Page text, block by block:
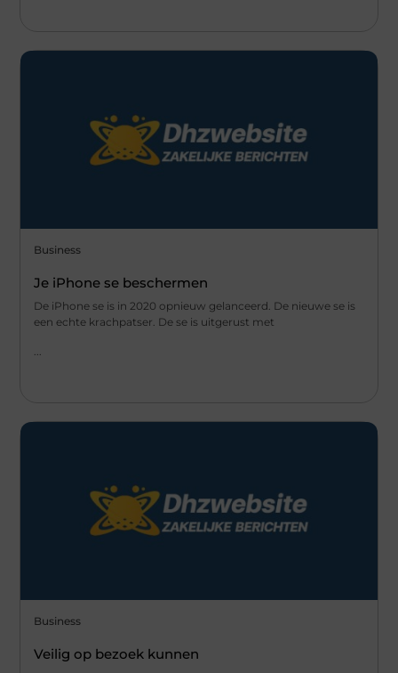
Business
Je iPhone se beschermen
De iPhone se is in 2020 opnieuw gelanceerd. De nieuwe se is
een echte krachpatser. De se is uitgerust met
Business
Veilig op bezoek kunnen